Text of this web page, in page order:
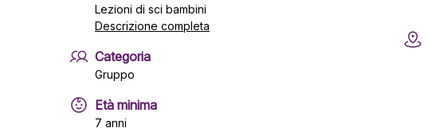
Lezioni di sci bambini
Descrizione completa
Categoria
Gruppo
Età minima
7 anni